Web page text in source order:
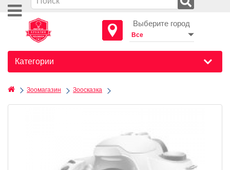
Выберите город
Категории
Зоомагазин Зоосказка